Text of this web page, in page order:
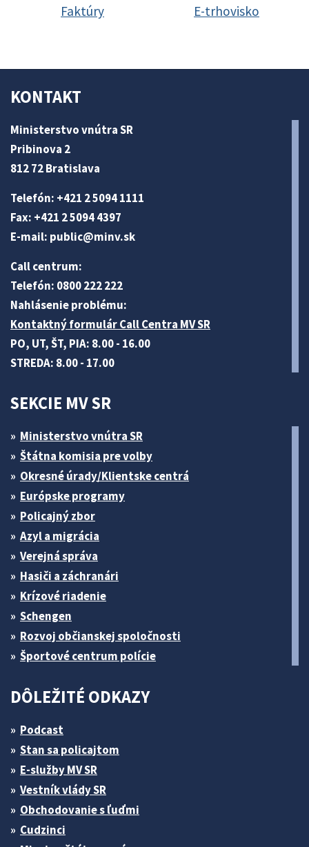
Faktúry E-trhovisko
KONTAKT
Ministerstvo vnútra SR
Pribinova 2
812 72 Bratislava
Telefón: +421 2 5094 1111
Fax: +421 2 5094 4397
E-mail: public@minv.sk
Call centrum:
Telefón: 0800 222 222
Nahlásenie problému:
Kontaktný formulár Call Centra MV SR
PO, UT, ŠT, PIA: 8.00 - 16.00
STREDA: 8.00 - 17.00
SEKCIE MV SR
Ministerstvo vnútra SR
Štátna komisia pre volby
Okresné úrady/Klientske centrá
Európske programy
Policajný zbor
Azyl a migrácia
Verejná správa
Hasiči a záchranári
Krízové riadenie
Schengen
Rozvoj občianskej spoločnosti
Športové centrum polície
DÔLEŽITÉ ODKAZY
Podcast
Stan sa policajtom
E-služby MV SR
Vestník vlády SR
Obchodovanie s ľuďmi
Cudzinci